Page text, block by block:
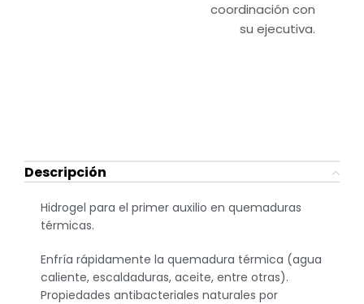
coordinación con
su ejecutiva.
Descripción
Hidrogel para el primer auxilio en quemaduras
térmicas.
Enfría rápidamente la quemadura térmica (agua
caliente, escaldaduras, aceite, entre otras).
Propiedades antibacteriales naturales por